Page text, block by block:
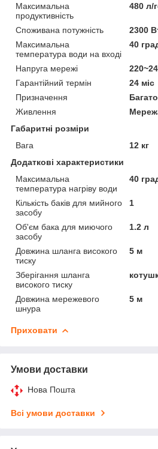
Максимальна
продуктивність
480 л/
Споживана потужність
2300
Максимальна
температура води на вході
40
Напруга мережі
Гарантійний термін
24 міс
Призначення
Живлення
Габаритні розміри
Вага
12 кг
Додаткові характеристики
Максимальна
температура нагріву води
40
Кількість баків для мийного
засобу
1
Об'єм бака для миючого
засобу
1.2 л
Довжина шланга високого
тиску
5 м
Зберігання шланга
високого тиску
Довжина мережевого
шнура
5 м
Приховати
Умови доставки
Нова Пошта
Всі умови доставки